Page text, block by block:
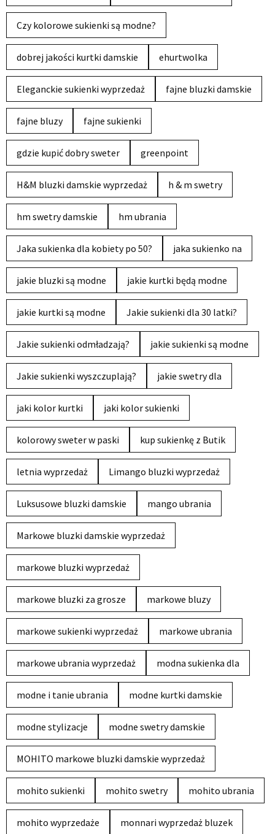
Czy kolorowe sukienki są modne?
dobrej jakości kurtki damskie ehurtwolka
Eleganckie sukienki wyprzedaż fajne bluzki damskie
fajne bluzy fajne sukienki
gdzie kupić dobry sweter greenpoint
H&M bluzki damskie wyprzedaż h & m swetry
hm swetry damskie hm ubrania
Jaka sukienka dla kobiety po 50? jaka sukienko na
jakie bluzki są modne jakie kurtki będą modne
jakie kurtki są modne Jakie sukienki dla 30 latki?
Jakie sukienki odmładzają? jakie sukienki są modne
Jakie sukienki wyszczuplają? jakie swetry dla
jaki kolor kurtki jaki kolor sukienki
kolorowy sweter w paski kup sukienkę z Butik
letnia wyprzedaż Limango bluzki wyprzedaż
Luksusowe bluzki damskie mango ubrania
Markowe bluzki damskie wyprzedaż
markowe bluzki wyprzedaż
markowe bluzki za grosze markowe bluzy
markowe sukienki wyprzedaż markowe ubrania
markowe ubrania wyprzedaż modna sukienka dla
modne i tanie ubrania modne kurtki damskie
modne stylizacje modne swetry damskie
MOHITO markowe bluzki damskie wyprzedaż
mohito sukienki mohito swetry mohito ubrania
mohito wyprzedaże monnari wyprzedaż bluzek